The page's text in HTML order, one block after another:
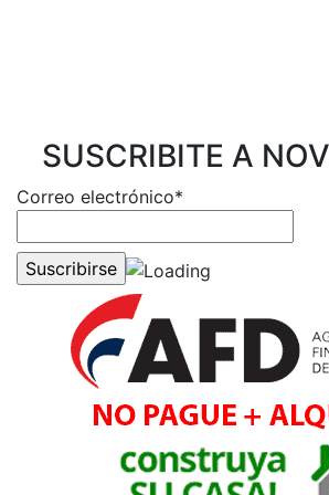
SUSCRIBITE A
Correo electrónico*